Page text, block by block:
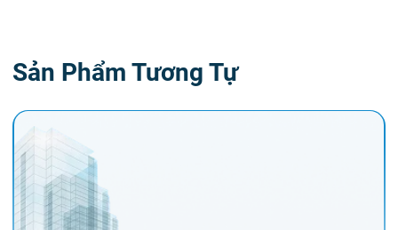
Sản Phẩm Tương Tự